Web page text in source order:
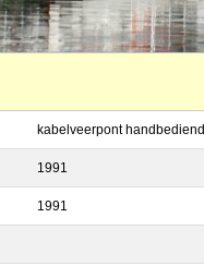
kabelveerpont handbediend
1991
1991